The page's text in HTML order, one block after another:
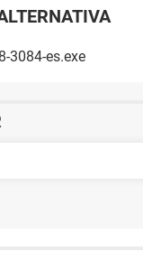
3084-es.exe